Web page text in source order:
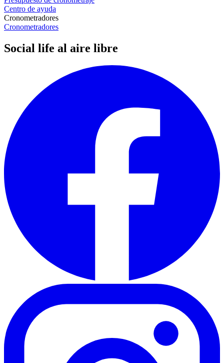
Centro de ayuda
Cronometradores
Cronometradores
Social life al aire libre